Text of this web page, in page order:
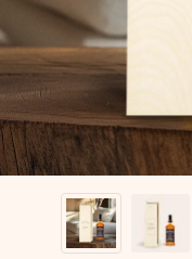
un mensaje que
todo el amor para el